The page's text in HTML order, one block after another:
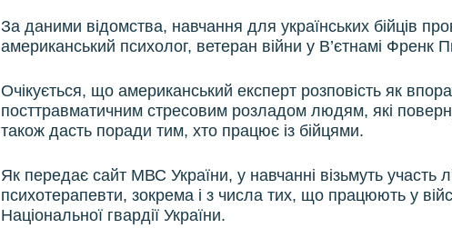
За даними відомства, навчання для українських бійців
американський психолог, ветеран війни у В’єтнамі Френк
Очікується, що американський експерт розповість як
посттравматичним стресовим розладом людям, які
також дасть поради тим, хто працює із бійцями.
Як передає сайт МВС України, у навчанні візьмуть участь
психотерапевти, зокрема і з числа тих, що працюють у
Національної гвардії України.